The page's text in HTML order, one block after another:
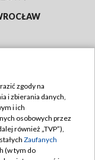
zgody na
i zbierania danych,
i ich
osobowych przez
również „TVP”),
Zaufanych
(w tym do